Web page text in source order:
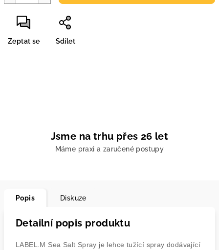
Zeptat se Sdílet
Jsme na trhu přes 26 let
Máme praxi a zaručené postupy
Popis Diskuze
Detailní popis produktu
LABEL.M Sea Salt Spray je lehce tužící spray dodávající